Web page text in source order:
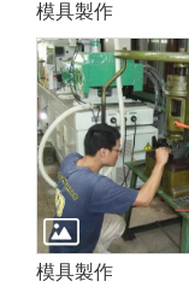
模具製作
模具製作